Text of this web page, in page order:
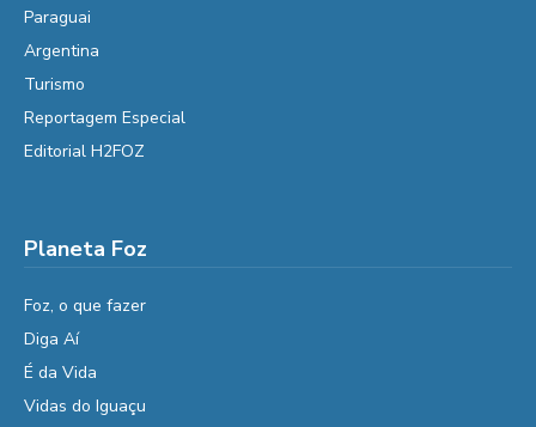
Paraguai
Argentina
Turismo
Reportagem Especial
Editorial H2FOZ
Planeta Foz
Foz, o que fazer
Diga Aí
É da Vida
Vidas do Iguaçu